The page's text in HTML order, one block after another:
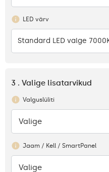
LED värv
Standard LED valge
3 . Valige lisatarvikud
Valguslüliti
Puudub
Valige
Jaam / Kell / SmartPanel
Puudub
Valige